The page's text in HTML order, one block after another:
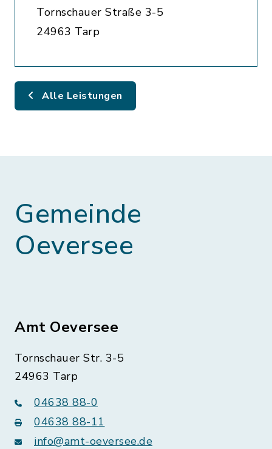
Tornschauer Straße 3-5
24963 Tarp
Alle Leistungen
Gemeinde
Oeversee
Amt Oeversee
Tornschauer Str. 3-5
24963 Tarp
04638 88-0
04638 88-11
info@amt-oeversee.de